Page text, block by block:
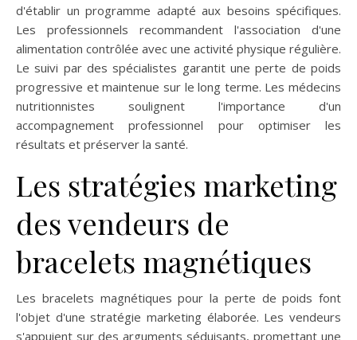
d'établir un programme adapté aux besoins spécifiques.
Les professionnels recommandent l'association d'une
alimentation contrôlée avec une activité physique régulière.
Le suivi par des spécialistes garantit une perte de poids
progressive et maintenue sur le long terme. Les médecins
nutritionnistes soulignent l'importance d'un
accompagnement professionnel pour optimiser les
résultats et préserver la santé.
Les stratégies marketing
des vendeurs de
bracelets magnétiques
Les bracelets magnétiques pour la perte de poids font
l'objet d'une stratégie marketing élaborée. Les vendeurs
s'appuient sur des arguments séduisants, promettant une